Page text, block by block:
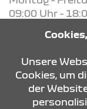
09:00 Uhr -
09:00 Uhr -
KONTAKT &
Unsere
Cookies, um
der